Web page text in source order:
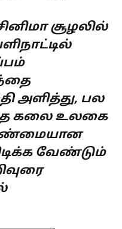
சூழலில்
அளித்து, பல
கலை உலகை
உண்மையான
வேண்டும்